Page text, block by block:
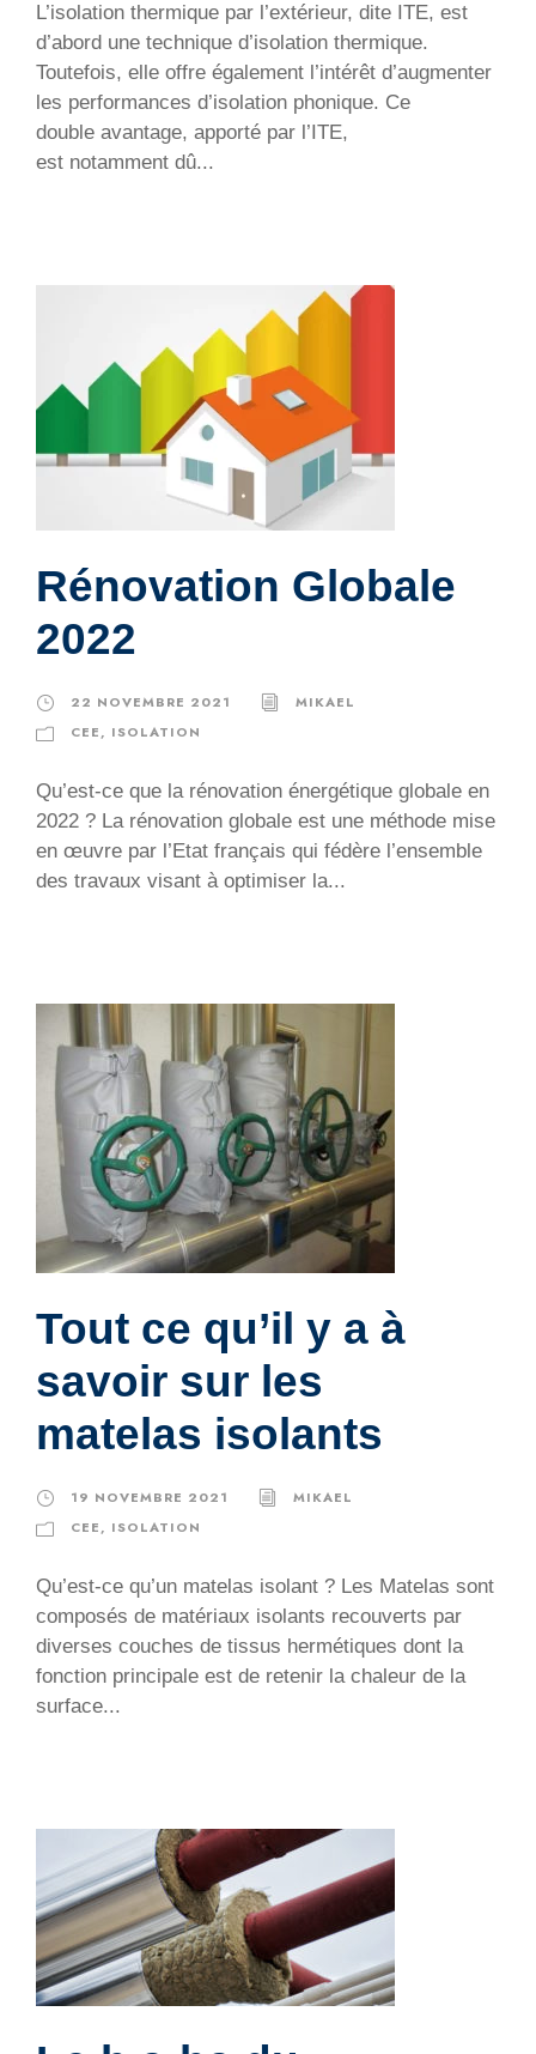
L’isolation thermique par l’extérieur, dite ITE, est
d’abord une technique d’isolation thermique.
Toutefois, elle offre également l’intérêt d’augmenter
les performances d’isolation phonique. Ce
double avantage, apporté par l’ITE,
est notamment dû...
Rénovation Globale
2022
22 NOVEMBRE 2021
MIKAEL
CEE, ISOLATION
Qu’est-ce que la rénovation énergétique globale en
2022 ? La rénovation globale est une méthode mise
en œuvre par l’Etat français qui fédère l’ensemble
des travaux visant à optimiser la...
Tout ce qu’il y a à
savoir sur les
matelas isolants
19 NOVEMBRE 2021
MIKAEL
CEE, ISOLATION
Qu’est-ce qu’un matelas isolant ? Les Matelas sont
composés de matériaux isolants recouverts par
diverses couches de tissus hermétiques dont la
fonction principale est de retenir la chaleur de la
surface...